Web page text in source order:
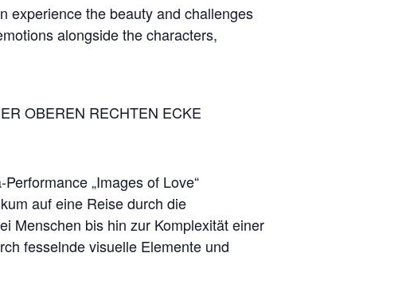
experience the beauty and challenges
alongside the characters,
OBEREN RECHTEN ECKE
„Images of Love“
auf eine Reise durch die
Menschen bis hin zur Komplexität einer
fesselnde visuelle Elemente und